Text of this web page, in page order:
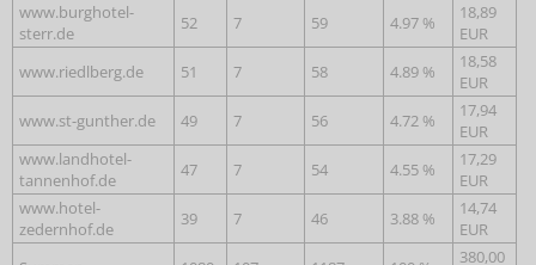
www.burghotel-
sterr.de
52 7 59 4.97 %
18,89
EUR
www.riedlberg.de
51 7 58 4.89 %
18,58
EUR
www.st-gunther.de
49 7 56 4.72 %
17,94
EUR
www.landhotel-
tannenhof.de
47 7 54 4.55 %
17,29
EUR
www.hotel-
zedernhof.de
39 7 46 3.88 %
14,74
EUR
380,00